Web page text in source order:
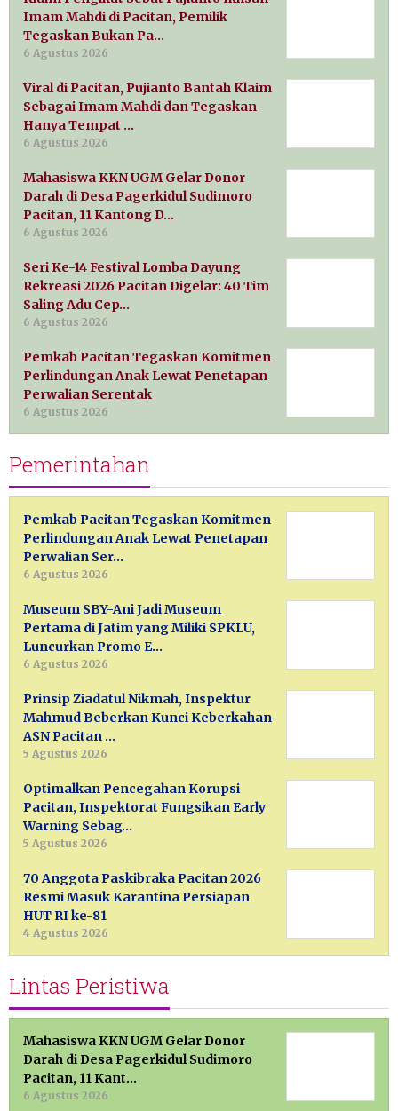
Imam Mahdi di Pacitan, Pemilik
Tegaskan Bukan Pa…
6 Agustus 2026
Viral di Pacitan, Pujianto Bantah Klaim
Sebagai Imam Mahdi dan Tegaskan
Hanya Tempat …
6 Agustus 2026
Mahasiswa KKN UGM Gelar Donor
Darah di Desa Pagerkidul Sudimoro
Pacitan, 11 Kantong D…
6 Agustus 2026
Seri Ke-14 Festival Lomba Dayung
Rekreasi 2026 Pacitan Digelar: 40 Tim
Saling Adu Cep…
6 Agustus 2026
Pemkab Pacitan Tegaskan Komitmen
Perlindungan Anak Lewat Penetapan
Perwalian Serentak
6 Agustus 2026
Pemerintahan
Pemkab Pacitan Tegaskan Komitmen
Perlindungan Anak Lewat Penetapan
Perwalian Ser…
6 Agustus 2026
Museum SBY-Ani Jadi Museum
Pertama di Jatim yang Miliki SPKLU,
Luncurkan Promo E…
6 Agustus 2026
Prinsip Ziadatul Nikmah, Inspektur
Mahmud Beberkan Kunci Keberkahan
ASN Pacitan …
5 Agustus 2026
Optimalkan Pencegahan Korupsi
Pacitan, Inspektorat Fungsikan Early
Warning Sebag…
5 Agustus 2026
70 Anggota Paskibraka Pacitan 2026
Resmi Masuk Karantina Persiapan
HUT RI ke-81
4 Agustus 2026
Lintas Peristiwa
Mahasiswa KKN UGM Gelar Donor
Darah di Desa Pagerkidul Sudimoro
Pacitan, 11 Kant…
6 Agustus 2026